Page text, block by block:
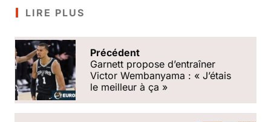
LIRE PLUS
Précédent
Garnett propose d’entraîner
Victor Wembanyama : « J’étais
le meilleur à ça »